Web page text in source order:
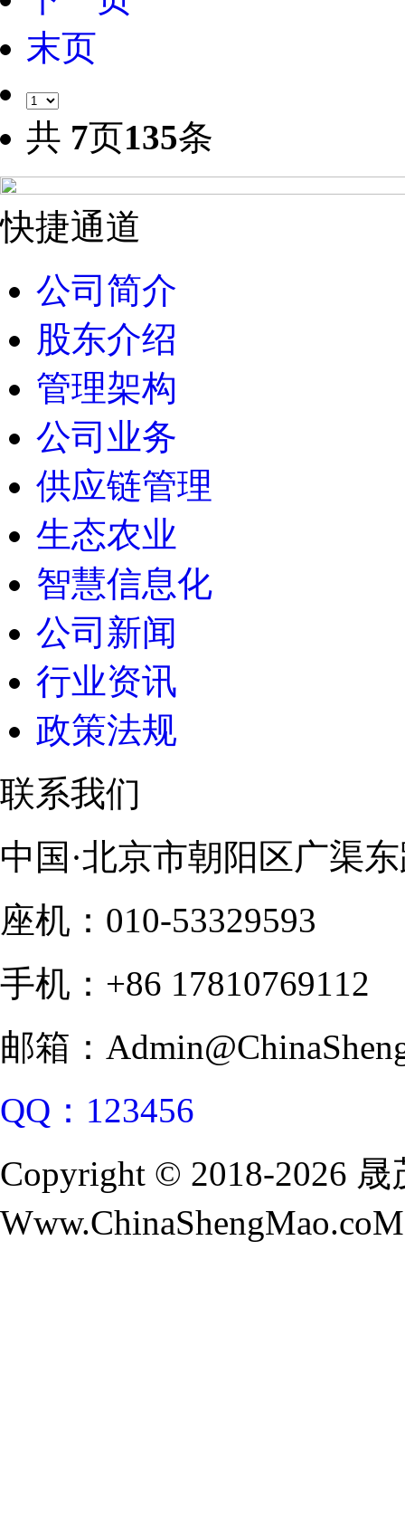
末页
共 7页135条
快捷通道
公司简介
股东介绍
管理架构
公司业务
供应链管理
生态农业
智慧信息化
公司新闻
行业资讯
政策法规
联系我们
中国·北京市朝阳区广渠
座机：010-53329593
手机：+86 17810769112
邮箱：
QQ：123456
Copyright © 2018-2026